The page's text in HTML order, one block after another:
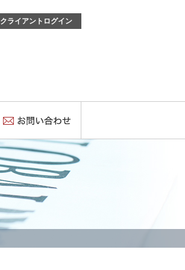
クライアントログイン